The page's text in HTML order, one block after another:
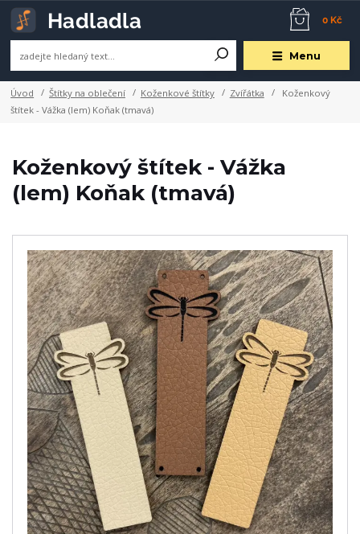
Menu
0 Kč
Úvod Štítky na oblečení Koženkové štítky Zvířátka
Koženkový
štítek - Vážka (lem) Koňak (tmavá)
Koženkový štítek - Vážka
(lem) Koňak (tmavá)